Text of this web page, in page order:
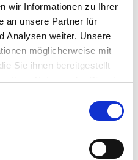
wir Informationen zu Ihrer
an unsere Partner für
Analysen weiter. Unsere
möglicherweise mit
Sie ihnen bereitgestellt
Ihrer Nutzung der Dienste
weiterhin nutzen.